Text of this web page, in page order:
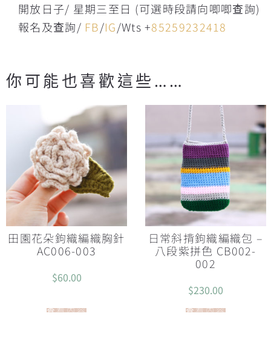
開放日子/ 星期三至日 (可選時段請向唧唧查詢)
報名及查詢/ FB/IG/Wts +85259232418
你可能也喜歡這些……
田園花朵鉤織編織胸針
AC006-003
$60.00
查看內容
日常斜揹鉤織編織包 –
八段紫拼色 CB002-
002
$230.00
查看內容